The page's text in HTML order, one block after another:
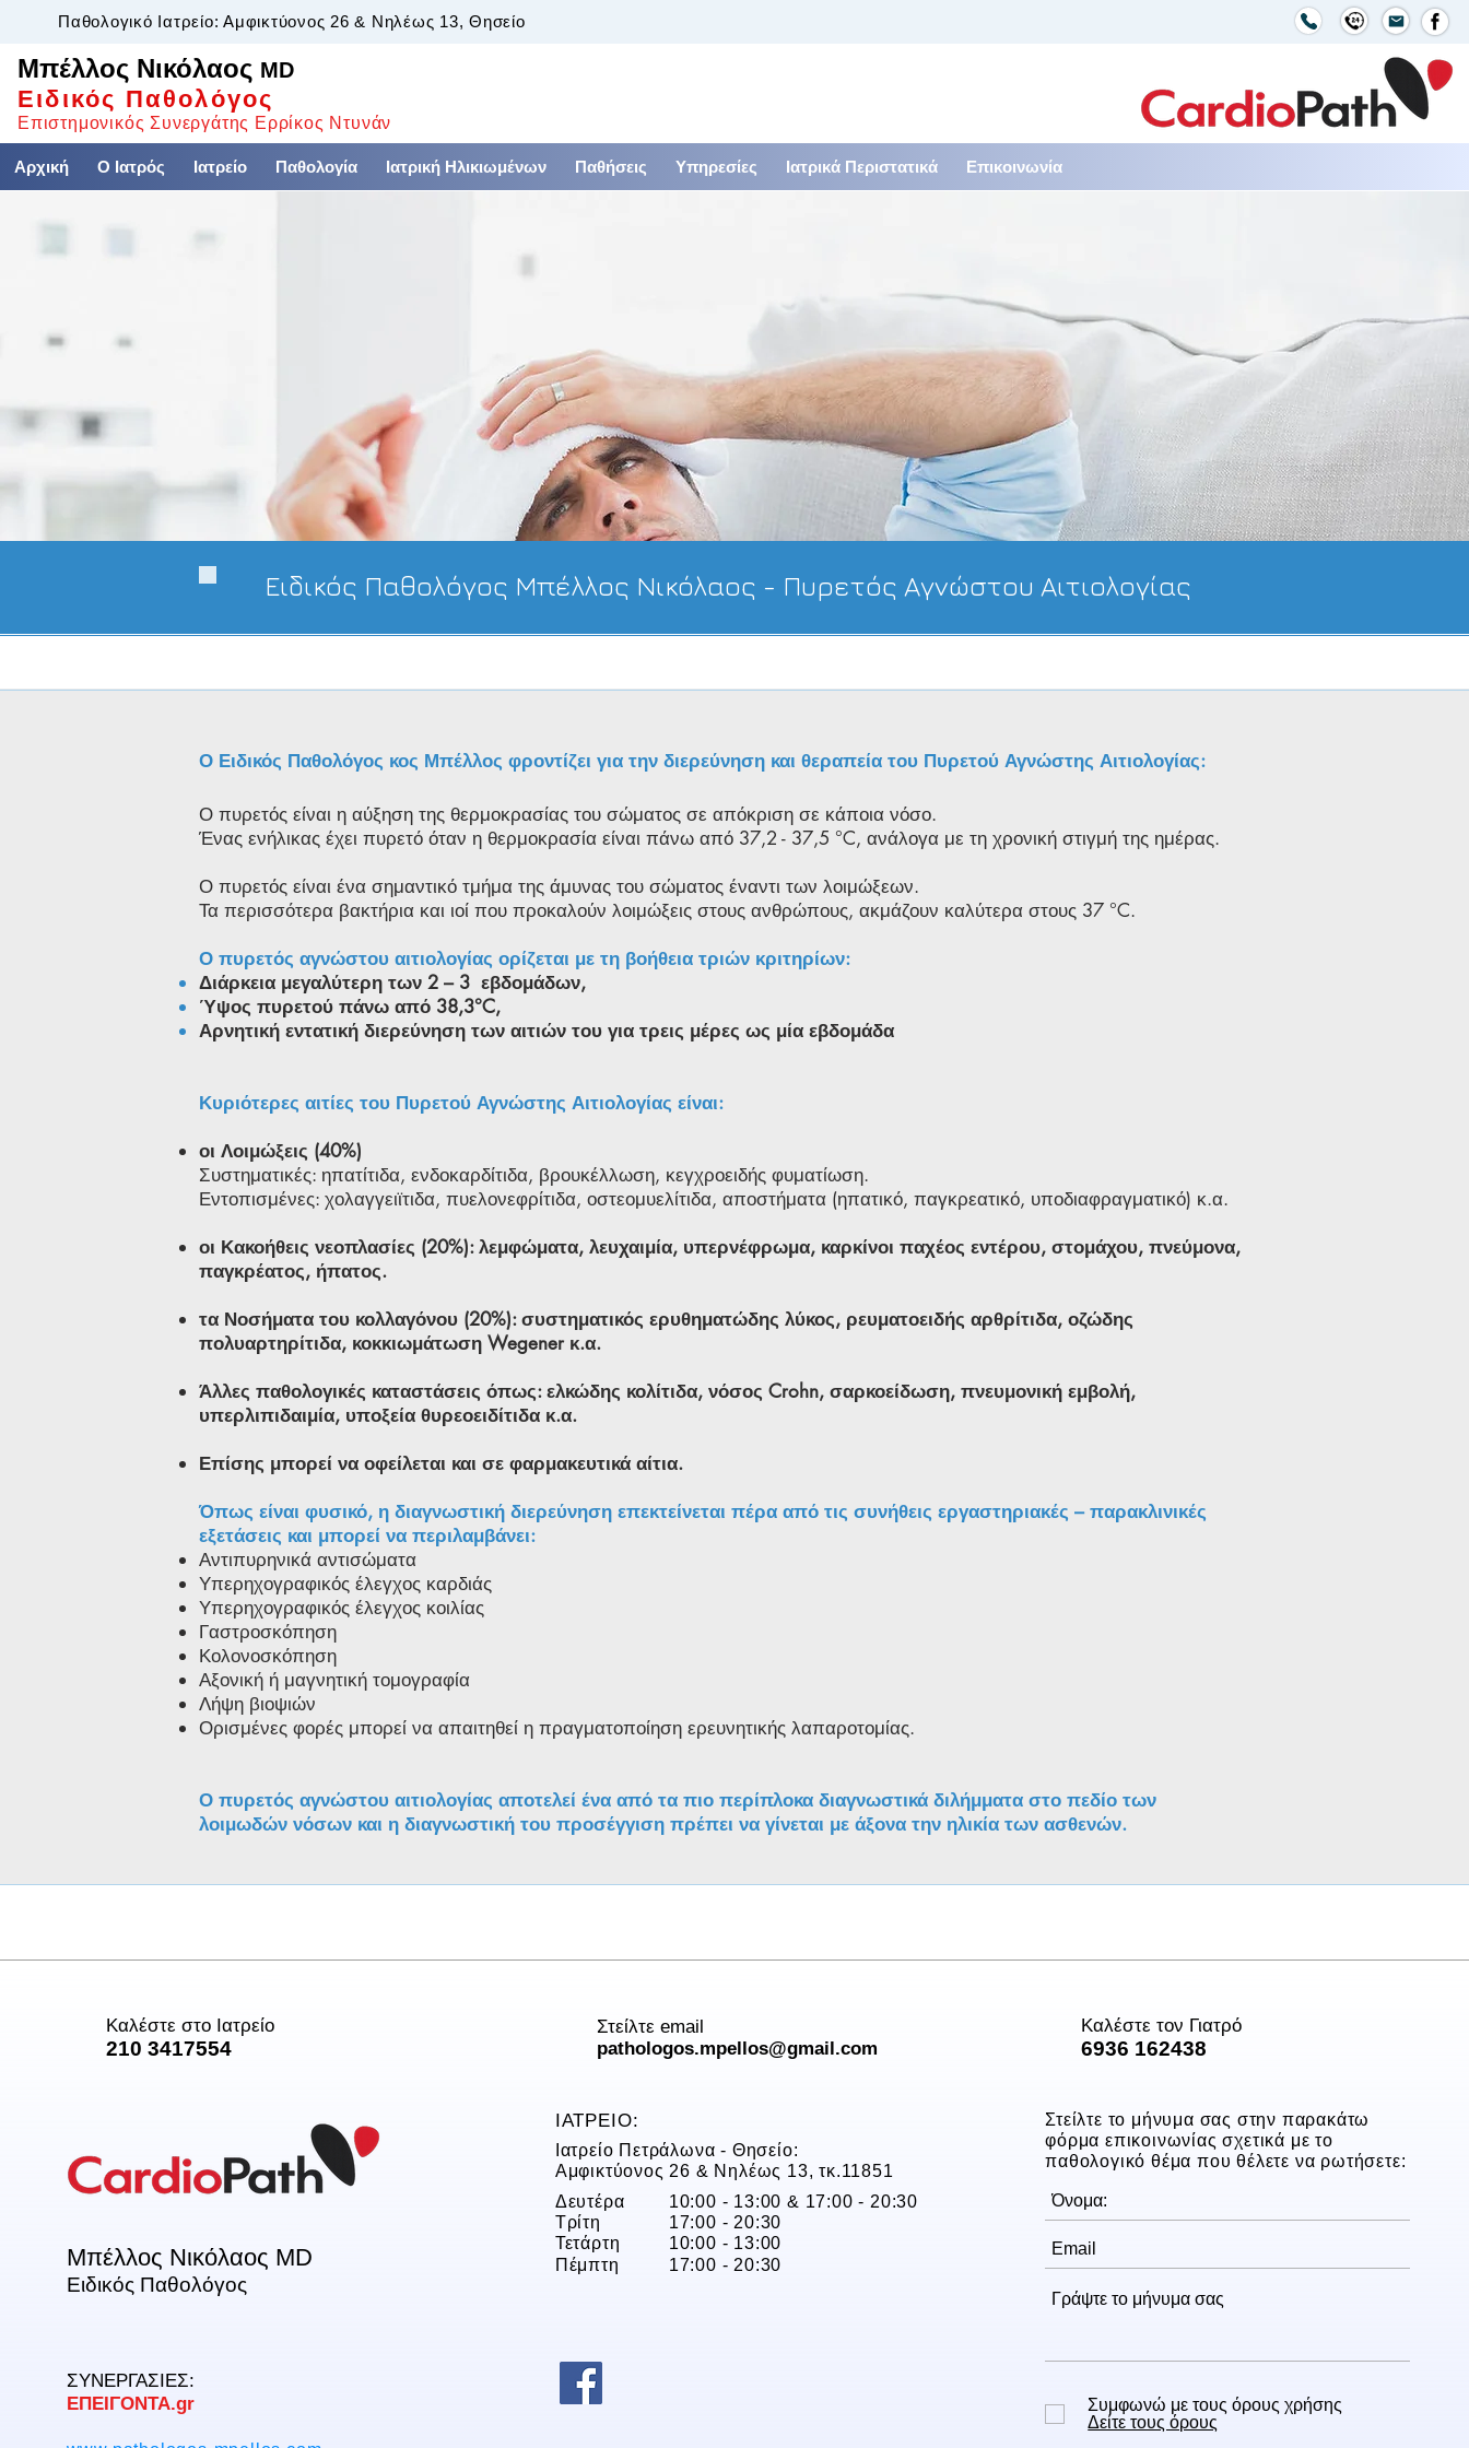
Παθολογικό Ιατρείο: Αμφικτύονος 26 & Νηλέως 13, Θησείο
Μπέλλος Νικόλαος MD
Ειδικός Παθολόγος
Επιστημονικός Συνεργάτης Ερρίκος Ντυνάν
Αρχική Ο Ιατρός Ιατρείο Παθολογία Ιατρική Ηλικιωμένων Παθήσεις Υπηρεσίες Ιατρικά Περιστατικά Επικοινωνία
Ειδικός Παθολόγος Μπέλλος Νικόλαος - Πυρετός Αγνώστου Αιτιολογίας
Ο Ειδικός Παθολόγος κος Μπέλλος φροντίζει για την διερεύνηση και θεραπεία του Πυρετού Αγνώστης Αιτιολογίας:
Ο πυρετός είναι η αύξηση της θερμοκρασίας του σώματος σε απόκριση σε κάποια νόσο.
Ένας ενήλικας έχει πυρετό όταν η θερμοκρασία είναι πάνω από 37,2 - 37,5 °C, ανάλογα με τη χρονική στιγμή της ημέρας.
Ο πυρετός είναι ένα σημαντικό τμήμα της άμυνας του σώματος έναντι των λοιμώξεων.
Τα περισσότερα βακτήρια και ιοί που προκαλούν λοιμώξεις στους ανθρώπους, ακμάζουν καλύτερα στους 37 °C.
Ο πυρετός αγνώστου αιτιολογίας ορίζεται με τη βοήθεια τριών κριτηρίων:
Διάρκεια μεγαλύτερη των 2 – 3 εβδομάδων,
Ύψος πυρετού πάνω από 38,3°C,
Αρνητική εντατική διερεύνηση των αιτιών του για τρεις μέρες ως μία εβδομάδα
Κυριότερες αιτίες του Πυρετού Αγνώστης Αιτιολογίας είναι:
οι Λοιμώξεις (40%)
Συστηματικές: ηπατίτιδα, ενδοκαρδίτιδα, βρουκέλλωση, κεγχροειδής φυματίωση.
Εντοπισμένες: χολαγγειϊτιδα, πυελονεφρίτιδα, οστεομυελίτιδα, αποστήματα (ηπατικό, παγκρεατικό, υποδιαφραγματικό) κ.α.
οι Κακοήθεις νεοπλασίες (20%): λεμφώματα, λευχαιμία, υπερνέφρωμα, καρκίνοι παχέος εντέρου, στομάχου, πνεύμονα,
παγκρέατος, ήπατος.
τα Νοσήματα του κολλαγόνου (20%): συστηματικός ερυθηματώδης λύκος, ρευματοειδής αρθρίτιδα, οζώδης
πολυαρτηρίτιδα, κοκκιωμάτωση Wegener κ.α.
Άλλες παθολογικές καταστάσεις όπως: ελκώδης κολίτιδα, νόσος Crohn, σαρκοείδωση, πνευμονική εμβολή,
υπερλιπιδαιμία, υποξεία θυρεοειδίτιδα κ.α.
Επίσης μπορεί να οφείλεται και σε φαρμακευτικά αίτια.
Όπως είναι φυσικό, η διαγνωστική διερεύνηση επεκτείνεται πέρα από τις συνήθεις εργαστηριακές – παρακλινικές
εξετάσεις και μπορεί να περιλαμβάνει:
Αντιπυρηνικά αντισώματα
Υπερηχογραφικός έλεγχος καρδιάς
Υπερηχογραφικός έλεγχος κοιλίας
Γαστροσκόπηση
Κολονοσκόπηση
Αξονική ή μαγνητική τομογραφία
Λήψη βιοψιών
Ορισμένες φορές μπορεί να απαιτηθεί η πραγματοποίηση ερευνητικής λαπαροτομίας.
Ο πυρετός αγνώστου αιτιολογίας αποτελεί ένα από τα πιο περίπλοκα διαγνωστικά διλήμματα στο πεδίο των
λοιμωδών νόσων και η διαγνωστική του προσέγγιση πρέπει να γίνεται με άξονα την ηλικία των ασθενών.
Καλέστε στο Ιατρείο
210 3417554
Μπέλλος Νικόλαος MD
Ειδικός Παθολόγος
ΣΥΝΕΡΓΑΣΙΕΣ:
ΕΠΕΙΓΟΝΤΑ.gr
Στείλτε email
pathologos.mpellos@gmail.com
ΙΑΤΡΕΙΟ:
Ιατρείο Πετράλωνα - Θησείο:
Αμφικτύονος 26 & Νηλέως 13, τκ.11851
Δευτέρα
Τρίτη
Τετάρτη
Πέμπτη
10:00 - 13:00 & 17:00 - 20:30
17:00 - 20:30
10:00 - 13:00
17:00 - 20:30
Καλέστε τον Γιατρό
6936 162438
Στείλτε το μήνυμα σας στην παρακάτω
φόρμα επικοινωνίας σχετικά με το
παθολογικό θέμα που θέλετε να ρωτήσετε:
Συμφωνώ με τους όρους χρήσης
Δείτε τους όρους